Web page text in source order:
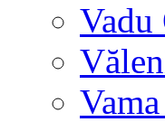
Vadu